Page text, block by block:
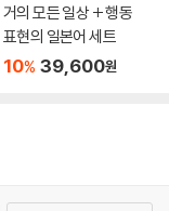
들리며 가는 것을 본
거의 모든 일상 + 행동
표현의 일본어 세트
10% 39,600원